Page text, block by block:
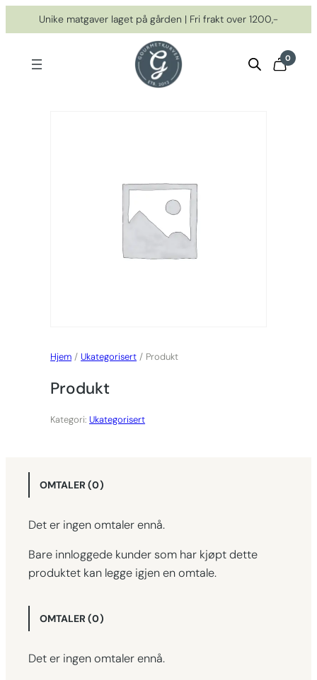
til
Unike matgaver laget på gården | Fri frakt over 1200,-
0
Hjem /Ukategorisert / Produkt
Produkt
Kategori:Ukategorisert
OMTALER (0)
Det er ingen omtaler ennå.
Bare innloggede kunder som har kjøpt dette
produktet kan legge igjen en omtale.
OMTALER (0)
Det er ingen omtaler ennå.